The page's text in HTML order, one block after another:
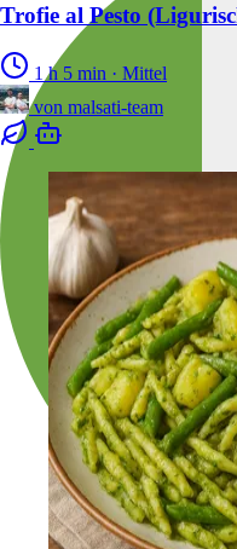
Trofie al Pesto
1 h 5 min · Mittel
von malsati-team